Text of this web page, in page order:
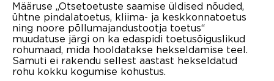
Määruse „Otsetoetuste saamise üldised nõuded,
ühtne pindalatoetus, kliima- ja keskkonnatoetus
ning noore põllumajandustootja toetus“
muudatuse järgi on ka edaspidi toetusõiguslikud
rohumaad, mida hooldatakse hekseldamise teel.
Samuti ei rakendu sellest aastast hekseldatud
rohu kokku kogumise kohustus.